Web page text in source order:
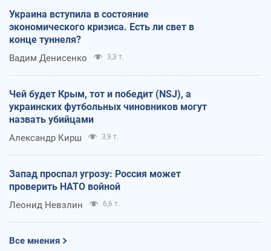
Украина вступила в состояние
экономического кризиса. Есть ли свет в
конце туннеля?
Вадим Денисенко 3,3 т.
Чей будет Крым, тот и победит (NSJ), а
украинских футбольных чиновников могут
назвать убийцами
Александр Кирш 3,9 т.
Запад проспал угрозу: Россия может
проверить НАТО войной
Леонид Невзлин 6,6 т.
Все мнения